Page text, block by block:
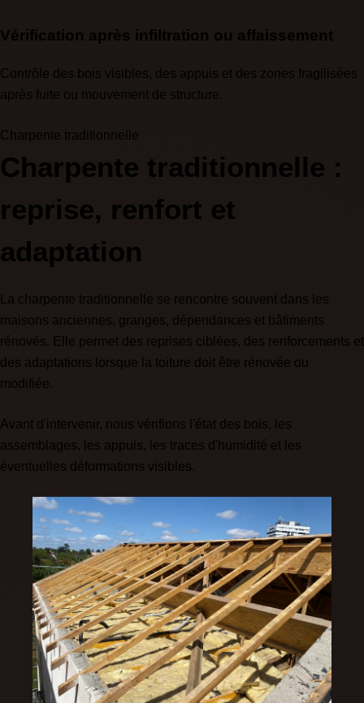
Vérification après infiltration ou affaissement
Contrôle des bois visibles, des appuis et des zones fragilisées
après fuite ou mouvement de structure.
Charpente traditionnelle
Charpente traditionnelle :
reprise, renfort et
adaptation
La charpente traditionnelle se rencontre souvent dans les
maisons anciennes, granges, dépendances et bâtiments
rénovés. Elle permet des reprises ciblées, des renforcements et
des adaptations lorsque la toiture doit être rénovée ou
modifiée.
Avant d'intervenir, nous vérifions l'état des bois, les
assemblages, les appuis, les traces d'humidité et les
éventuelles déformations visibles.